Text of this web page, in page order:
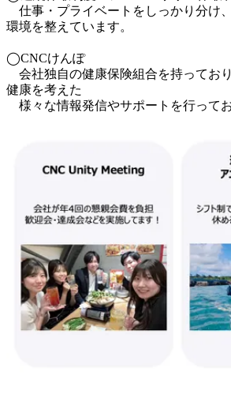
仕事・プライベートをしっかり分け
環境を整えています。
◯CNCけんぽ
会社独自の健康保険組合を持ってお
健康を考えた
様々な情報発信やサポートを行ってお